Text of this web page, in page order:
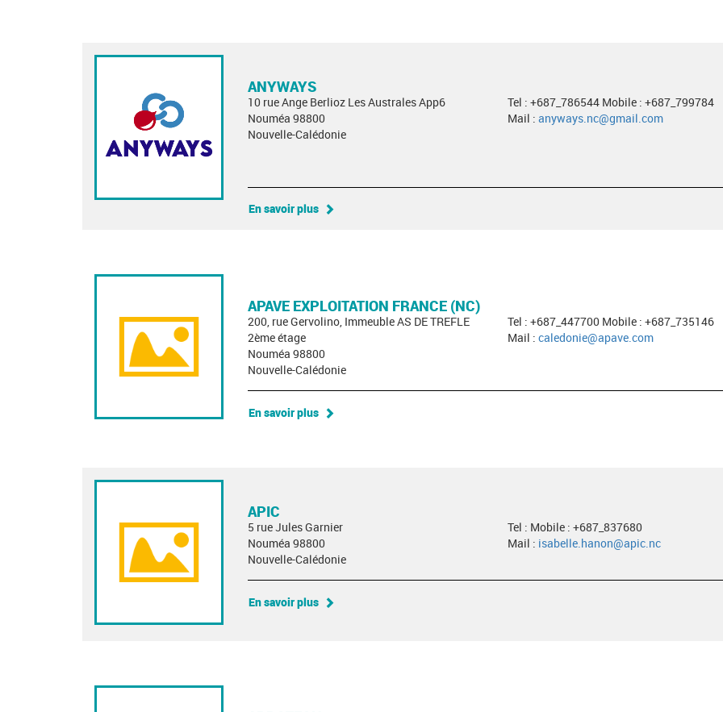
ANYWAYS
10 rue Ange Berlioz Les Australes App6
Nouméa 98800
Nouvelle-Calédonie
Tel : +687_786544 Mobile : +687_799784
Mail : anyways.nc@gmail.com
En savoir plus
APAVE EXPLOITATION FRANCE (NC)
200, rue Gervolino, Immeuble AS DE TREFLE
2ème étage
Nouméa 98800
Nouvelle-Calédonie
Tel : +687_447700 Mobile : +687_735146
Mail : caledonie@apave.com
En savoir plus
APIC
5 rue Jules Garnier
Nouméa 98800
Nouvelle-Calédonie
Tel : Mobile : +687_837680
Mail : isabelle.hanon@apic.nc
En savoir plus